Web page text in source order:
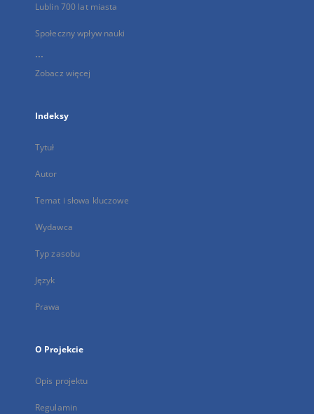
Lublin 700 lat miasta
Społeczny wpływ nauki
...
Zobacz więcej
Indeksy
Tytuł
Autor
Temat i słowa kluczowe
Wydawca
Typ zasobu
Język
Prawa
O Projekcie
Opis projektu
Regulamin